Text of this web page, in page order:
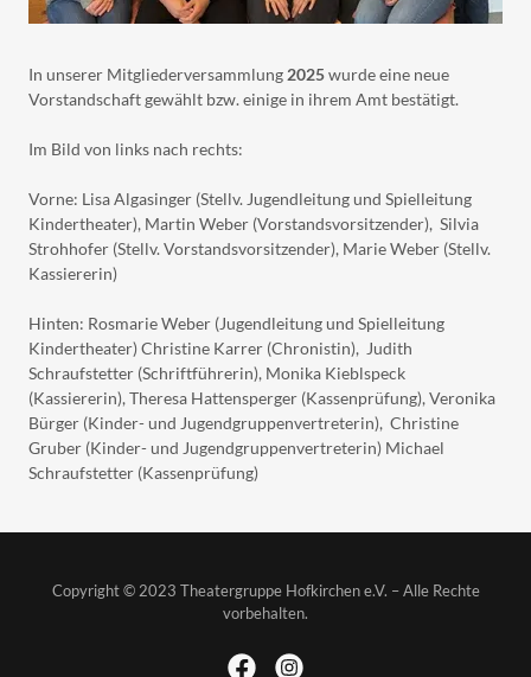
In unserer Mitgliederversammlung 2025wurde eine neue
Vorstandschaft gewählt bzw. einige in ihrem Amt bestätigt.
Im Bild von links nach rechts:
Vorne: Lisa Algasinger (Stellv. Jugendleitung und Spielleitung
Kindertheater), Martin Weber (Vorstandsvorsitzender), Silvia
Strohhofer (Stellv. Vorstandsvorsitzender), Marie Weber (Stellv.
Kassiererin)
Hinten: Rosmarie Weber (Jugendleitung und Spielleitung
Kindertheater) Christine Karrer (Chronistin), Judith
Schraufstetter (Schriftführerin), Monika Kieblspeck
(Kassiererin), Theresa Hattensperger (Kassenprüfung), Veronika
Bürger (Kinder- und Jugendgruppenvertreterin), Christine
Gruber (Kinder- und Jugendgruppenvertreterin) Michael
Schraufstetter (Kassenprüfung)
Copyright © 2023 Theatergruppe Hofkirchen e.V. – Alle Rechte
vorbehalten.